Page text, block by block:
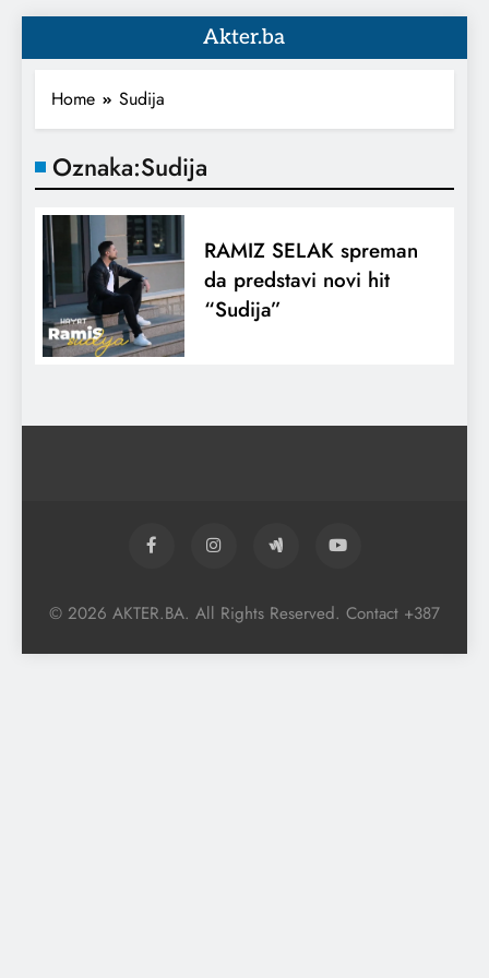
Akter.ba
Home Sudija
Oznaka:Sudija
RAMIZ SELAK spreman
da predstavi novi hit
“Sudija”
© 2026 AKTER.BA. All Rights Reserved. Contact +387